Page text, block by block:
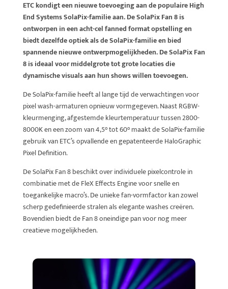
ETC kondigt een nieuwe toevoeging aan de populaire High
End Systems SolaPix-familie aan. De SolaPix Fan 8 is
ontworpen in een acht-cel fanned format opstelling en
biedt dezelfde optiek als de SolaPix-familie en bied
spannende nieuwe ontwerpmogelijkheden. De SolaPix Fan
8 is ideaal voor middelgrote tot grote locaties die
dynamische visuals aan hun shows willen toevoegen.
De SolaPix-familie heeft al lange tijd de verwachtingen voor
pixel wash-armaturen opnieuw vormgegeven. Naast RGBW-
kleurmenging, afgestemde kleurtemperatuur tussen 2800-
8000K en een zoom van 4,5° tot 60° maakt de SolaPix-familie
gebruik van ETC’s opvallende en gepatenteerde HaloGraphic
Pixel Definition.
De SolaPix Fan 8 beschikt over individuele pixelcontrole in
combinatie met de FleX Effects Engine voor snelle en
toegankelijke macro’s. De unieke fan-vormfactor kan zowel
scherp gedefinieerde stralen als elegante washes creëren.
Bovendien biedt de Fan 8 oneindige pan voor nog meer
creatieve mogelijkheden.